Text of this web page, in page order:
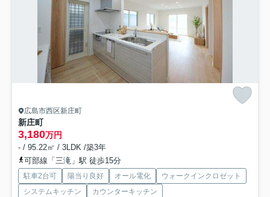
広島市西区新庄町
新庄町
3,180万円
- / 95.22㎡ / 3LDK /築3年
可部線「三滝」駅 徒歩15分
駐車2台可 陽当り良好 オール電化
ウォークインクロゼット
システムキッチン
カウンターキッチン